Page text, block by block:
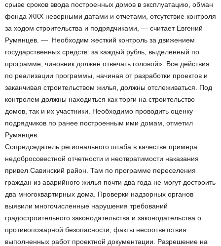
срыве сроков ввода построенных домов в эксплуатацию, обман
фонда ЖКХ неверными датами и отчетами, отсутствие контроля
за ходом строительства и подрядчиками, — считает Евгений
Румянцев. — Необходим жесткий контроль за движением
государственных средств: за каждый рубль, выделенный по
программе, чиновник должен отвечать головой». Все действия
по реализации программы, начиная от разработки проектов и
заканчивая строительством жилья, должны отслеживаться. Под
контролем должны находиться как торги на строительство
домов, так и их участники. Необходимо проводить оценку
подрядчиков по ранее построенным ими домам, отметил
Румянцев.
Сопредседатель регионального штаба в качестве примера
недобросовестной отчетности и неотвратимости наказания
привел Савинский район. Там по программе переселения
граждан из аварийного жилья почти два года не могут достроить
два многоквартирных дома. Проверки надзорных органов
выявили многочисленные нарушения требований
градостроительного законодательства и законодательства о
противопожарной безопасности, факты несоответствия
выполненных работ проектной документации. Разрешение на